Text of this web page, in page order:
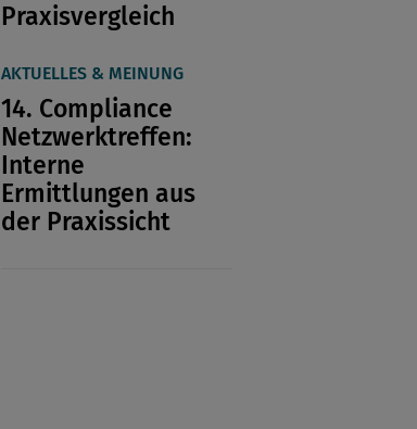
Praxisvergleich
AKTUELLES & MEINUNG
14. Compliance
Netzwerktreffen:
Interne
Ermittlungen aus
der Praxissicht